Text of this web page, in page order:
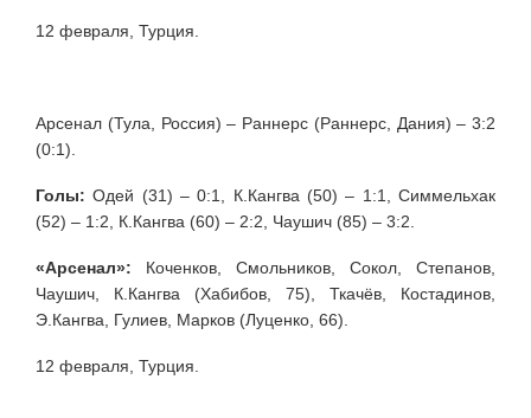
12 февраля, Турция.
Арсенал (Тула, Россия) – Раннерс (Раннерс, Дания) – 3:2
(0:1).
Голы: Одей (31) – 0:1, К.Кангва (50) – 1:1, Симмельхак
(52) – 1:2, К.Кангва (60) – 2:2, Чаушич (85) – 3:2.
«Арсенал»: Коченков, Смольников, Сокол, Степанов,
Чаушич, К.Кангва (Хабибов, 75), Ткачёв, Костадинов,
Э.Кангва, Гулиев, Марков (Луценко, 66).
12 февраля, Турция.